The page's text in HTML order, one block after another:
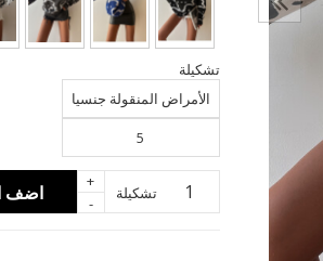
تشكيلة
الأمراض المنقولة جنسيا
5
تشكيلة
+
-
اضف